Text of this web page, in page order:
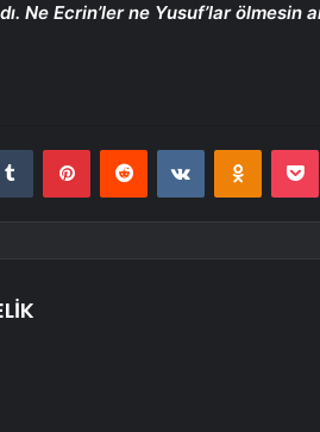
Ne Ecrin’ler ne Yusuf’lar ölmesin
Tumblr PinterestReddit VKontakte